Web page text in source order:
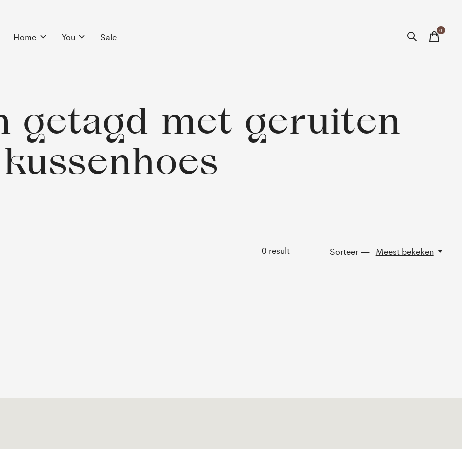
Home You Sale
0items
getagd met geruiten
kussenhoes
0 result Sorteer — Meest bekeken